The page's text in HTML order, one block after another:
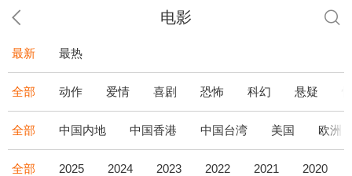
电影
最新 最热
全部 动作 爱情 喜剧 恐怖 科幻 悬疑
全部 中国内地 中国香港 中国台湾 美国 欧洲
全部 2025 2024 2023 2022 2021 2020